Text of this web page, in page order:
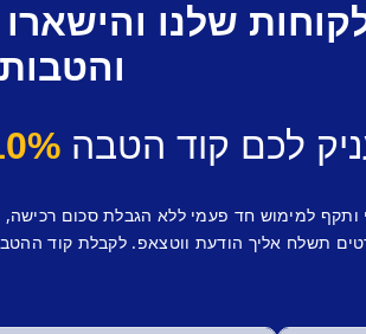
שלנו
לכם קוד הטבה 10% הנחה לרכישה
ותקף למימוש חד פעמי ללא הגבלת סכום
תשלח אליך הודעת ווטצאפ. לקבלת קוד